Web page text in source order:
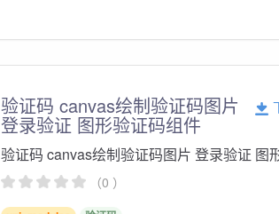
验证码 canvas绘制验证码图片
登录验证 图形验证码组件
验证码 canvas绘制验证码图片 登录验证 图
（0 ）